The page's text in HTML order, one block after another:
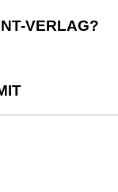
VERLAG?